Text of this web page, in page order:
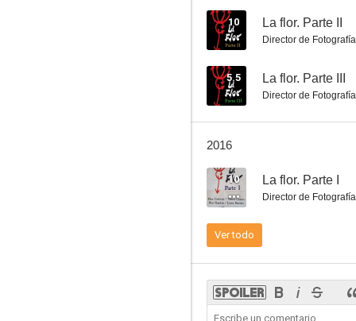
10 La flor. Parte II
Director de Fotografía
5.5 La flor. Parte III
Director de Fotografía
2016
10 La flor. Parte I
Director de Fotografía
Ver todo